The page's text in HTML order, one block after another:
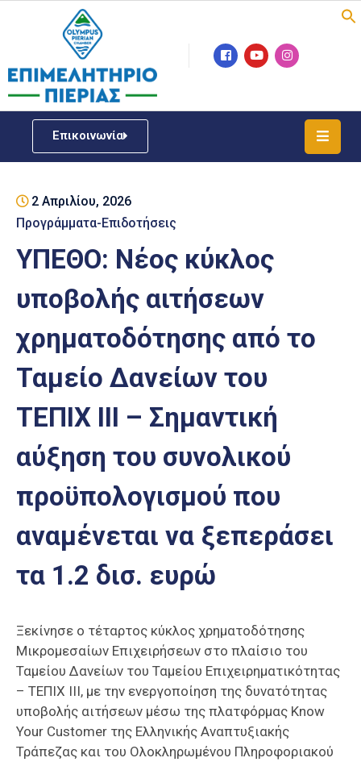
Επικοινωνία
Επιμελητήριο
Νέα
ΓΕΜΗ
Υποστήριξη
Έκθεση
Παραδοσιακών
Επαγγελμάτων
Έκθεση
ΕΒΕΠ-
2 Απριλίου, 2026
Προγράμματα-Επιδοτήσεις
ΥΠΕΘΟ: Νέος κύκλος
υποβολής αιτήσεων
χρηματοδότησης από το
Ταμείο Δανείων του
ΤΕΠΙΧ ΙΙΙ – Σημαντική
αύξηση του συνολικού
προϋπολογισμού που
αναμένεται να ξεπεράσει
τα 1.2 δισ. ευρώ
Ξεκίνησε ο τέταρτος κύκλος χρηματοδότησης
Μικρομεσαίων Επιχειρήσεων στο πλαίσιο του
Ταμείου Δανείων του Ταμείου Επιχειρηματικότητας
– ΤΕΠΙΧ ΙΙΙ, με την ενεργοποίηση της δυνατότητας
υποβολής αιτήσεων μέσω της πλατφόρμας Know
Your Customer της Ελληνικής Αναπτυξιακής
Τράπεζας και του Ολοκληρωμένου Πληροφοριακού